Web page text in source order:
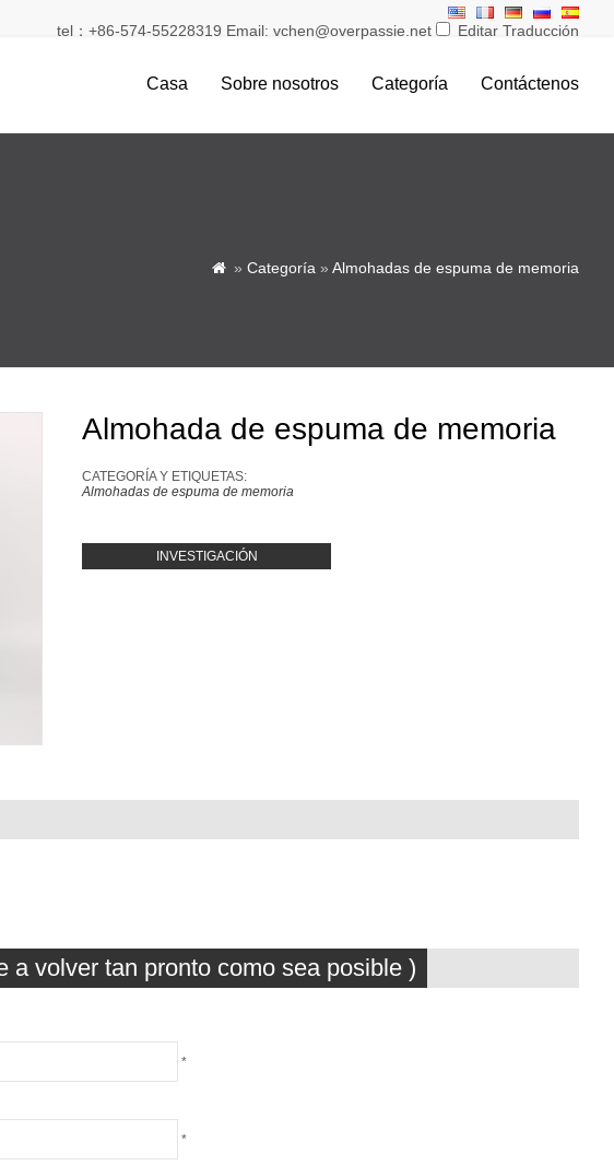
tel：+86-574-55228319 Email: vchen@overpassie.net Editar Traducción
Casa Sobre nosotros Categoría Contáctenos
 » Categoría » Almohadas de espuma de memoria
Almohada de espuma de memoria
CATEGORÍA Y ETIQUETAS:
Almohadas de espuma de memoria
INVESTIGACIÓN
a volver tan pronto como sea posible )
*
*